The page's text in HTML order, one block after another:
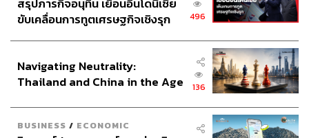
เดิมๆ ดูผลลัพธ์เป็นหลัก ตัวนี้เป็นคอนเซปต์หลักที่ใช้ และ
คอนเนกชันที่เข้ามา โดยหากนับรวมการสร้างทั้งหมดเพจนี้
ใช้เวลาประมาณเกือบ 10 ปีในการสร้างจนมาถึงจุดนี้ครับ
ผู้ประกอบการธุรกิจขนาดเล็ก (SMEs) และผู้บริหาร
สรุปภารกิจอนุทิน เยือนอินโดนีเซีย
ขับเคลื่อนการทูตเศรษฐกิจเชิงรุก
496
Navigating Neutrality:
Thailand and China in the Age
136
BUSINESS / ECONOMIC